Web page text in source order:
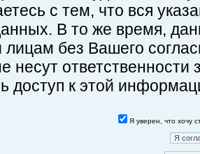
с тем, что вся
В то же время,
лицам без Вашего
несут ответственности
доступ к этой
Я уверен, что хочу